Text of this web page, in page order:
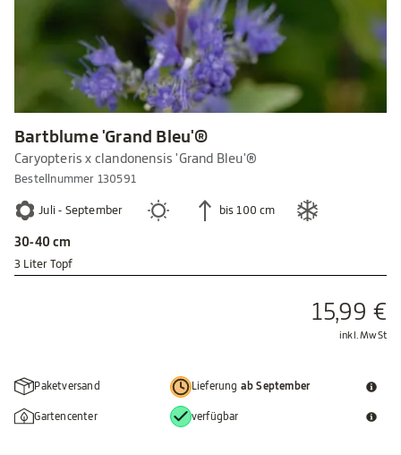
Bartblume 'Grand Bleu'®
Caryopteris x clandonensis 'Grand Bleu'®
Bestellnummer 130591
Juli - September bis 100 cm
30-40 cm
3 Liter Topf
15,99 €
inkl. MwSt
Paketversand Lieferung ab September
Gartencenter verfügbar